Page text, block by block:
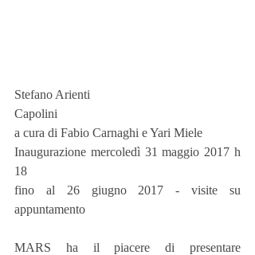
Stefano Arienti
Capolini
a cura di Fabio Carnaghi e Yari Miele
Inaugurazione mercoledì 31 maggio 2017 h
18
fino al 26 giugno 2017 - visite su
appuntamento
MARS ha il piacere di presentare